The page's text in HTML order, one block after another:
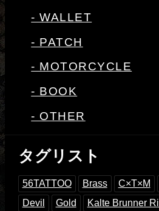
- WALLET
- PATCH
- MOTORCYCLE
- BOOK
- OTHER
タグリスト
56TATTOO Brass C×T×M
Devil
Gold Kalte Brunner